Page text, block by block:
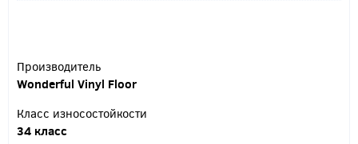
Производитель
Wonderful Vinyl Floor
Класс износостойкости
34 класс